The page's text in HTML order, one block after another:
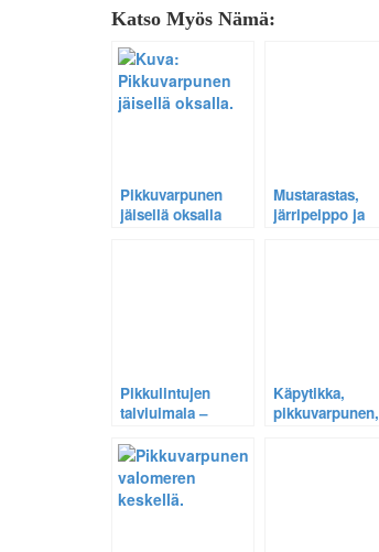
Katso Myös Nämä:
Pikkuvarpunen
jäisellä oksalla
Mustarastas,
järripeippo ja
Pikkulintujen
talviuimala –
keltasirkku
kylpevät
lokakuussa.
Käpytikka,
pikkuvarpunen,